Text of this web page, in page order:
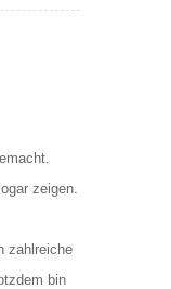
zeigen.
zahlreiche
bin